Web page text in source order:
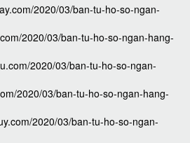
2020/03/ban-tu-ho-so-ngan-
2020/03/ban-tu-ho-so-ngan-hang-
2020/03/ban-tu-ho-so-ngan-
2020/03/ban-tu-ho-so-ngan-hang-
2020/03/ban-tu-ho-so-ngan-